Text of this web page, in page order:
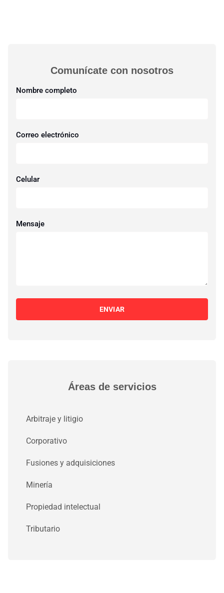
Comunícate con nosotros​
Nombre completo
Correo electrónico
Celular
Mensaje
ENVIAR
Áreas de servicios
Arbitraje y litigio
Corporativo
Fusiones y adquisiciones
Minería
Propiedad intelectual
Tributario